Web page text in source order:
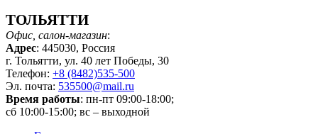
ТОЛЬЯТТИ
Офис, салон-магазин:
Адрес: 445030, Россия
г. Тольятти, ул. 40 лет Победы, 30
Телефон: +8 (8482)535-500
Эл. почта: 535500@mail.ru
Время работы: пн-пт 09:00-18:00;
сб 10:00-15:00; вс – выходной